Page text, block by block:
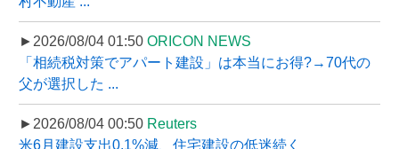
►2026/08/04 01:50 ORICON NEWS
「相続税対策でアパート建設」は本当にお得?→70代の
父が選択した ...
►2026/08/04 00:50 Reuters
米6月建設支出0.1%減、住宅建設の低迷続く